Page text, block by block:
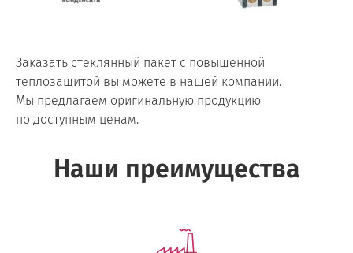
Заказать стеклянный пакет с повышенной
теплозащитой вы можете в нашей компании.
Мы предлагаем оригинальную продукцию
по доступным ценам.
Наши преимущества